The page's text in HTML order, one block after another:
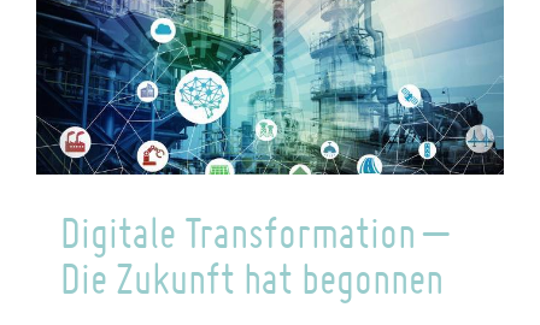
Sie
Ihr
Wissen
mit
unserem
Quiz!
Digitale Transformation –
Die Zukunft hat begonnen